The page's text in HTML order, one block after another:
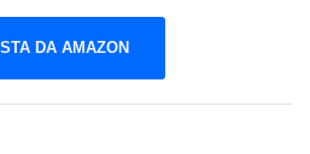
DA AMAZON